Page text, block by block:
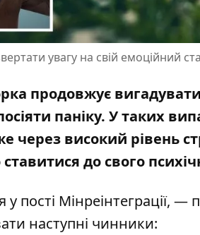
увагу на свій емоційний
продовжує
паніку. У таких
через високий рівень
до свого
пості Мінреінтеграції,
наступні чинники: